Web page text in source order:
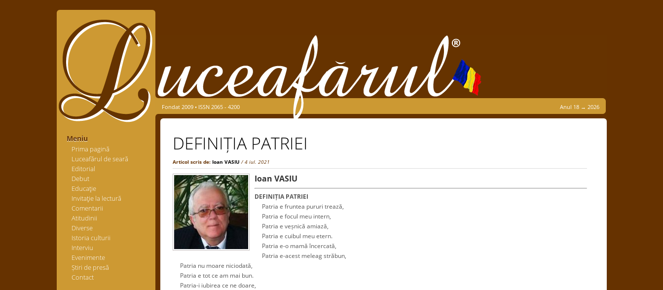
Meniu
Prima pagină
Luceafărul de seară
Editorial
Debut
Educaţie
Invitaţie la lectură
Comentarii
Atitudinii
Diverse
Istoria culturii
Interviu
Evenimente
Știri de presă
Contact
Fondat 2009 • ISSN 2065 - 4200 Anul 18 → 2026
DEFINIȚIA PATRIEI
Articol scris de: Ioan VASIU / 4 iul. 2021
Ioan VASIU
DEFINIȚIA PATRIEI
Patria e fruntea pururi trează,
Patria e focul meu intern,
Patria e veșnică amiază,
Patria e cuibul meu etern.
Patria e-o mamă încercată,
Patria e-acest meleag străbun,
Patria nu moare niciodată,
Patria e tot ce am mai bun.
Patria-i iubirea ce ne doare,